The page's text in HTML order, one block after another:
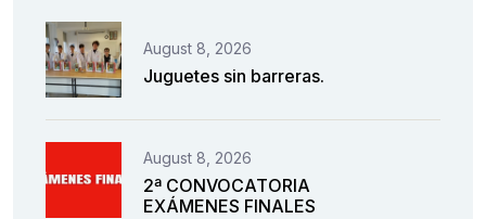
August 8, 2026
Juguetes sin barreras.
August 8, 2026
2ª CONVOCATORIA
EXÁMENES FINALES